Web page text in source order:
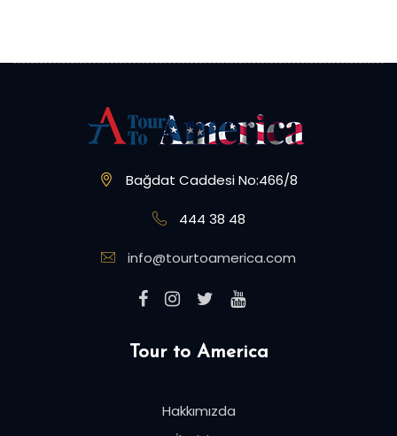
Bağdat Caddesi No:466/8
444 38 48
info@tourtoamerica.com
Tour to America
Hakkımızda